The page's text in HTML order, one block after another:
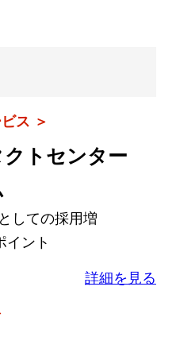
ス ＞
トセンター
しての採用増
イント
詳細を見る